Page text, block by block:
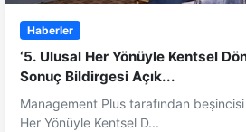
Haberler
‘5. Ulusal Her Yönüyle Kentsel
Sonuç Bildirgesi Açık...
Management Plus tarafından
Her Yönüyle Kentsel D...